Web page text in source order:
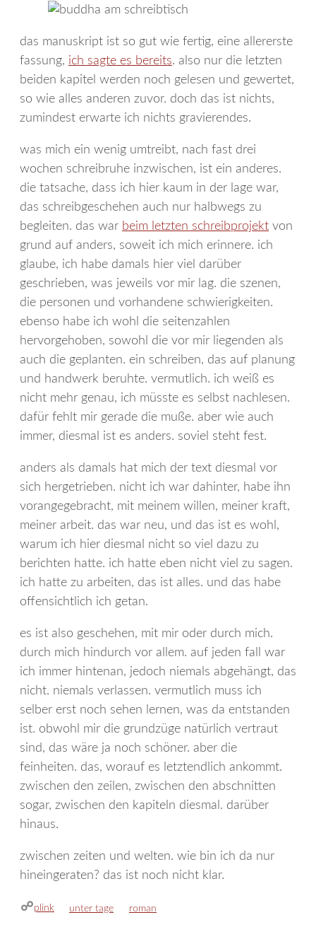
das manuskript ist so gut wie fertig, eine allererste
fassung, ich sagte es bereits. also nur die letzten
beiden kapitel werden noch gelesen und gewertet,
so wie alles anderen zuvor. doch das ist nichts,
zumindest erwarte ich nichts gravierendes.
was mich ein wenig umtreibt, nach fast drei
wochen schreibruhe inzwischen, ist ein anderes.
die tatsache, dass ich hier kaum in der lage war,
das schreibgeschehen auch nur halbwegs zu
begleiten. das war beim letzten schreibprojekt von
grund auf anders, soweit ich mich erinnere. ich
glaube, ich habe damals hier viel darüber
geschrieben, was jeweils vor mir lag. die szenen,
die personen und vorhandene schwierigkeiten.
ebenso habe ich wohl die seitenzahlen
hervorgehoben, sowohl die vor mir liegenden als
auch die geplanten. ein schreiben, das auf planung
und handwerk beruhte. vermutlich. ich weiß es
nicht mehr genau, ich müsste es selbst nachlesen.
dafür fehlt mir gerade die muße. aber wie auch
immer, diesmal ist es anders. soviel steht fest.
anders als damals hat mich der text diesmal vor
sich hergetrieben. nicht ich war dahinter, habe ihn
vorangegebracht, mit meinem willen, meiner kraft,
meiner arbeit. das war neu, und das ist es wohl,
warum ich hier diesmal nicht so viel dazu zu
berichten hatte. ich hatte eben nicht viel zu sagen.
ich hatte zu arbeiten, das ist alles. und das habe
offensichtlich ich getan.
es ist also geschehen, mit mir oder durch mich.
durch mich hindurch vor allem. auf jeden fall war
ich immer hintenan, jedoch niemals abgehängt, das
nicht. niemals verlassen. vermutlich muss ich
selber erst noch sehen lernen, was da entstanden
ist. obwohl mir die grundzüge natürlich vertraut
sind, das wäre ja noch schöner. aber die
feinheiten. das, worauf es letztendlich ankommt.
zwischen den zeilen, zwischen den abschnitten
sogar, zwischen den kapiteln diesmal. darüber
hinaus.
zwischen zeiten und welten. wie bin ich da nur
hineingeraten? das ist noch nicht klar.
plink kategorien
unter tage schlagwörter
roman